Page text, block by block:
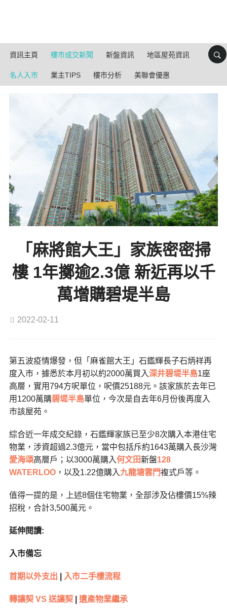
資訊主頁 樓市成交新聞 新盤資訊 地區屋苑資訊
名人入市 業主TIPS 樓市分析 美聯會優惠
「麻將館大王」家族密密掃
樓 1年擲逾2.3億 新近再以千
萬增購碧堤半島
2022-02-11
第五波疫情爆發，但「麻雀館大王」石鑑輝長子石炳祥再
度入市，據悉於本月初以約2000萬買入深井碧堤半島1座
高層，實用794方呎單位，呎價25188元。該家族於去年已
用1200萬購碧堤半島單位，今次是自去年6月份後再度入
市該屋苑。
綜合近一年成交紀錄，石鑑輝家族已至少8次購入本港住宅
物業，涉資超過2.3億元，當中包括斥約1643萬購入長沙灣
愛海頌高層戶；以3000萬購入何文田新盤128
WATERLOO，以及1.22億購入九龍塘雲門複式戶等。
值得一提的是，上述8個住宅物業，全部涉及佔樓價15%辣
招稅，合計3,500萬元。
延伸閱讀:
入市備忘
首期以外支出 入市二手樓流程
轉讓契 VS 送讓契 遺產物業繼承